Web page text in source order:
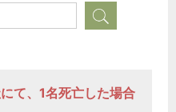
て、1名死亡した場合